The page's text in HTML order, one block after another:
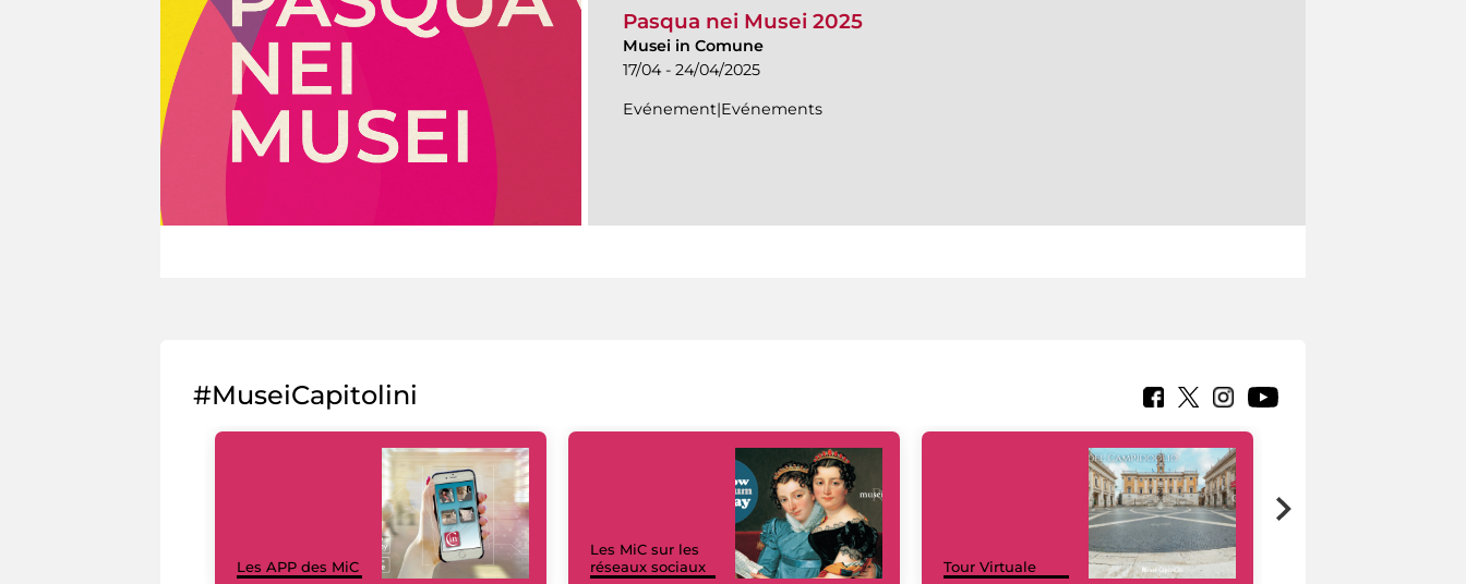
Pasqua nei Musei 2025
Musei in Comune
17/04 - 24/04/2025
Evénement|Evénements
#MuseiCapitolini
Les APP des MiC
Les MiC sur les
réseaux sociaux
Tour Virtuale